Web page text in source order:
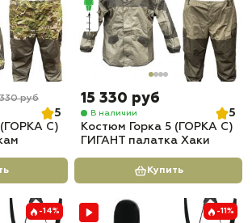
руб
5
(ГОРКА С)
15 330 руб
В наличии
5
Костюм Горка 5 (ГОРКА С)
ГИГАНТ палатка Хаки
Купить
-14% -11%